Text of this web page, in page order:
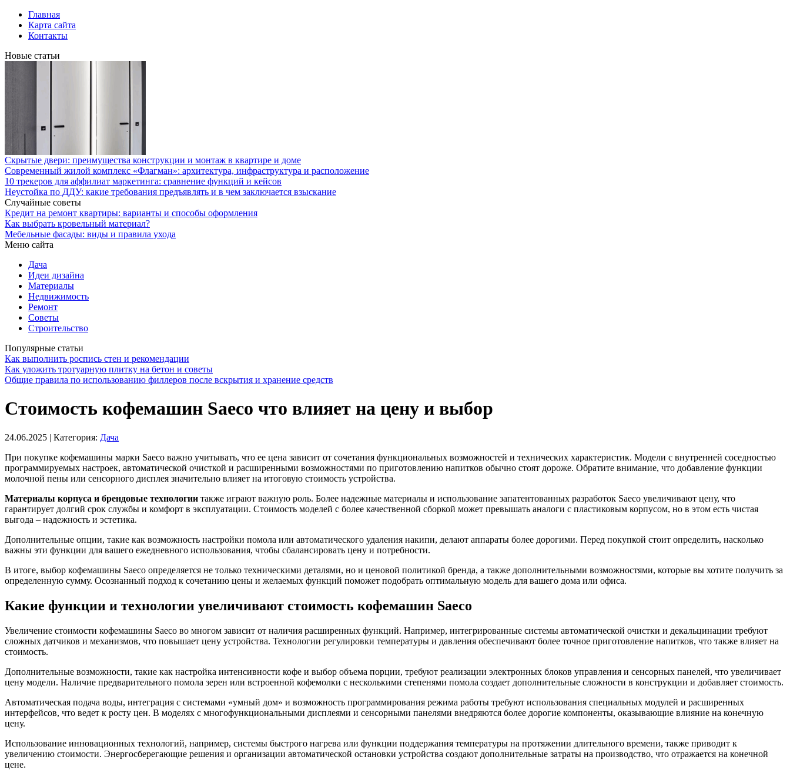
Главная
Карта сайта
Контакты
Новые статьи
Скрытые двери: преимущества конструкции и монтаж в квартире и доме
Современный жилой комплекс «Флагман»: архитектура, инфраструктура и расположение
10 трекеров для аффилиат маркетинга: сравнение функций и кейсов
Неустойка по ДДУ: какие требования предъявлять и в чем заключается взыскание
Случайные советы
Кредит на ремонт квартиры: варианты и способы оформления
Как выбрать кровельный материал?
Мебельные фасады: виды и правила ухода
Меню сайта
Дача
Идеи дизайна
Материалы
Недвижимость
Ремонт
Советы
Строительство
Популярные статьи
Как выполнить роспись стен и рекомендации
Как уложить тротуарную плитку на бетон и советы
Общие правила по использованию филлеров после вскрытия и хранение средств
Стоимость кофемашин Saeco что влияет на цену и выбор
24.06.2025 | Категория: Дача
При покупке кофемашины марки Saeco важно учитывать, что ее цена зависит от сочетания функциональных возможностей и технических характеристик. Модели с внутренней соседностью
программируемых настроек, автоматической очисткой и расширенными возможностями по приготовлению напитков обычно стоят дороже. Обратите внимание, что добавление функции
молочной пены или сенсорного дисплея значительно влияет на итоговую стоимость устройства.
Материалы корпуса и брендовые технологии также играют важную роль. Более надежные материалы и использование запатентованных разработок Saeco увеличивают цену, что
гарантирует долгий срок службы и комфорт в эксплуатации. Стоимость моделей с более качественной сборкой может превышать аналоги с пластиковым корпусом, но в этом есть чистая
выгода – надежность и эстетика.
Дополнительные опции, такие как возможность настройки помола или автоматического удаления накипи, делают аппараты более дорогими. Перед покупкой стоит определить, насколько
важны эти функции для вашего ежедневного использования, чтобы сбалансировать цену и потребности.
В итоге, выбор кофемашины Saeco определяется не только техническими деталями, но и ценовой политикой бренда, а также дополнительными возможностями, которые вы хотите получить за
определенную сумму. Осознанный подход к сочетанию цены и желаемых функций поможет подобрать оптимальную модель для вашего дома или офиса.
Какие функции и технологии увеличивают стоимость кофемашин Saeco
Увеличение стоимости кофемашины Saeco во многом зависит от наличия расширенных функций. Например, интегрированные системы автоматической очистки и декальцинации требуют
сложных датчиков и механизмов, что повышает цену устройства. Технологии регулировки температуры и давления обеспечивают более точное приготовление напитков, что также влияет на
стоимость.
Дополнительные возможности, такие как настройка интенсивности кофе и выбор объема порции, требуют реализации электронных блоков управления и сенсорных панелей, что увеличивает
цену модели. Наличие предварительного помола зерен или встроенной кофемолки с несколькими степенями помола создает дополнительные сложности в конструкции и добавляет стоимость.
Автоматическая подача воды, интеграция с системами «умный дом» и возможность программирования режима работы требуют использования специальных модулей и расширенных
интерфейсов, что ведет к росту цен. В моделях с многофункциональными дисплеями и сенсорными панелями внедряются более дорогие компоненты, оказывающие влияние на конечную
цену.
Использование инновационных технологий, например, системы быстрого нагрева или функции поддержания температуры на протяжении длительного времени, также приводит к
увеличению стоимости. Энергосберегающие решения и организации автоматической остановки устройства создают дополнительные затраты на производство, что отражается на конечной
цене.